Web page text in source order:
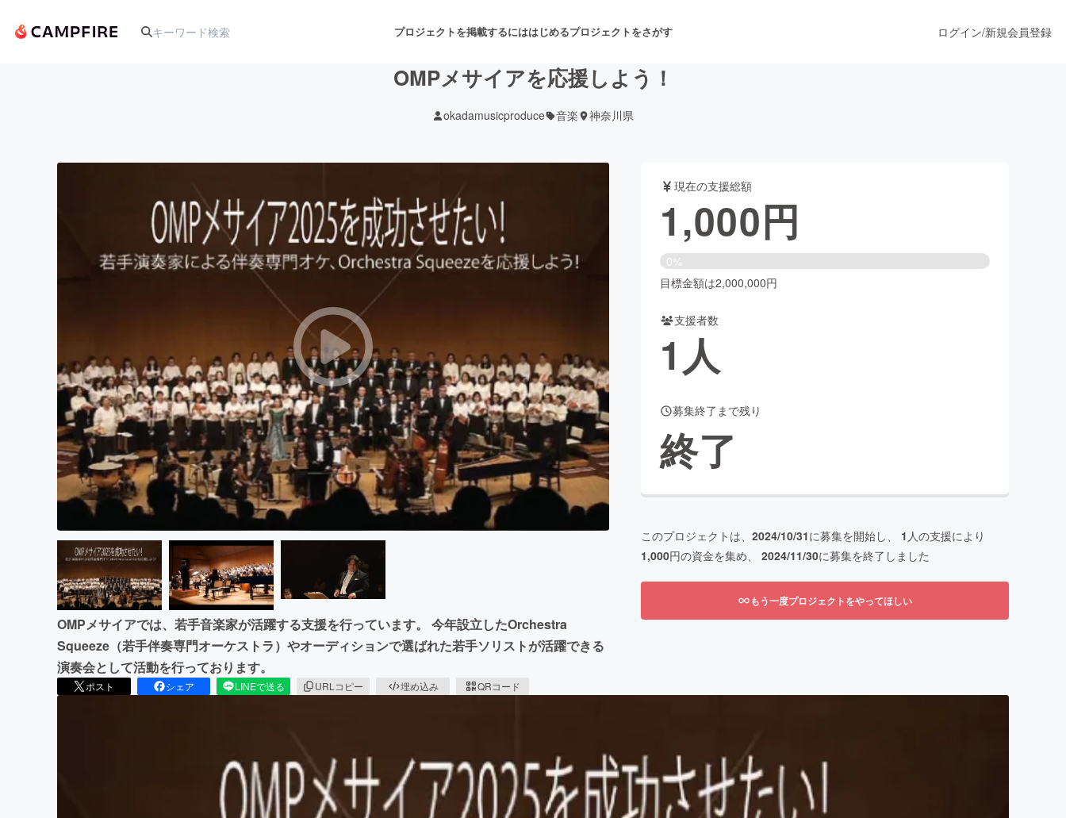
プロジェクトを掲載するにははじめるプロジェクトをさがす
アート・写真 音楽 舞台・パフォーマンス
テクノロジー・ガジェット ゲーム・サービス開発
書籍・雑誌出版
ビューティー・ヘルスケア
まちづくり・地域活性化
CAMPFIRE for Social GoodCAMPFIRE Creation
CAMPFIREふるさと納税
machi-yaコミュニティ
ログイン/新規会員登録
OMPメサイアを応援しよう！
okadamusicproduce 音楽 神奈川県
OMPメサイアでは、若手音楽家が活躍する支援を行っています。 今年設立したOrchestra
Squeeze（若手伴奏専門オーケストラ）やオーディションで選ばれた若手ソリストが活躍できる
演奏会として活動を行っております。
ポスト シェア LINEで送る URLコピー 埋め込み QRコード
現在の支援総額
1,000円
0%
目標金額は2,000,000円
支援者数
1人
募集終了まで残り
終了
このプロジェクトは、 2024/10/31に募集を開始し、 1 人の支援により
1,000円の資金を集め、 2024/11/30に募集を終了しました
もう一度プロジェクトをやってほしい